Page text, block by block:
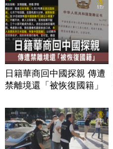
日籍華商回中國探親 傳遭
禁離境還「被恢復國籍」